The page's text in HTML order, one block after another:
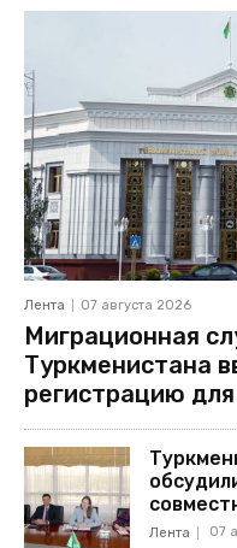
Лента 07 августа 2026
Миграционная
Туркменистана
регистрацию
Лента 07